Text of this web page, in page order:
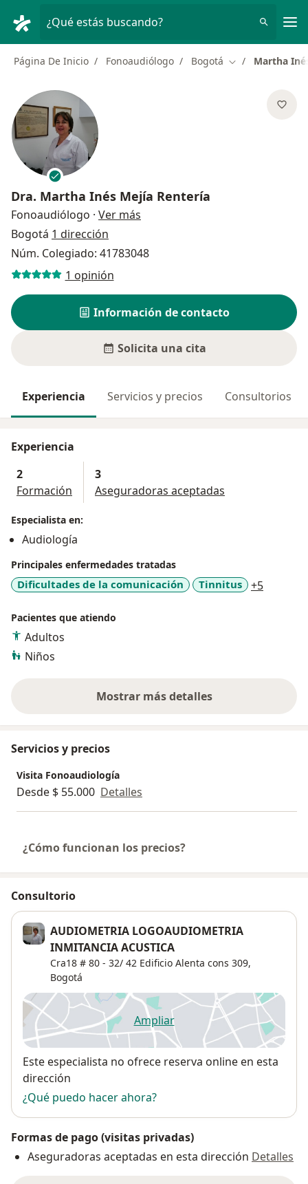
¿Qué estás buscando?
Página De Inicio Fonoaudiólogo Bogotá Cambiar de
Martha
Dra. Martha Inés Mejía Rentería
Fonoaudiólogo · Ver más
Bogotá 1 dirección
Núm. Colegiado: 41783048
1 opinión
Información de contacto
Solicita una cita
Experiencia Servicios y precios Consultorios
Experiencia
2
Formación
3
Aseguradoras aceptadas
Especialista en:
Audiología
Principales enfermedades tratadas
Dificultades de la comunicación Tinnitus +5
Pacientes que atiendo
Adultos
Niños
Mostrar más detalles
sobre la experiencia
Servicios y precios
Visita Fonoaudiología
Desde $ 55.000 Detalles
¿Cómo funcionan los precios?
Consultorio
AUDIOMETRIA LOGOAUDIOMETRIA
INMITANCIA ACUSTICA
Cra18 # 80 - 32/ 42 Edificio Alenta cons 309,
Bogotá
Ampliarse abre en una nueva
Disponibilidad
Este especialista no ofrece reserva online en esta
dirección
¿Qué puedo hacer ahora?
Formas de pago (visitas privadas)
Aseguradoras aceptadas en esta dirección Detalles